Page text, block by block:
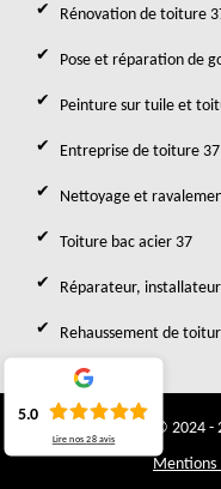
Rénovation de toiture
Pose et réparation de
Peinture sur tuile et
Entreprise de toiture 37
Nettoyage et
Toiture bac acier 37
Réparateur,
Rehaussement de
© 2024 -
Mentions
5.0
Lire nos28 avis